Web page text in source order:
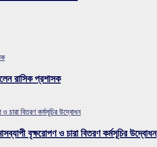
রাসিক প্রশাসক
ও চারা বিতরণ কর্মসূচির উদ্বোধন
বৃক্ষরোপণ ও চারা বিতরণ কর্মসূচির উদ্বোধন